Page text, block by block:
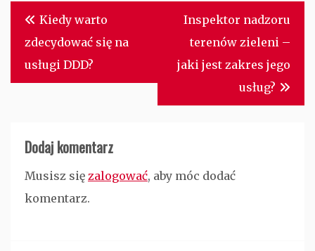
Nawigacja
wpisu
Kiedy warto
zdecydować się na
usługi DDD?
Inspektor nadzoru
terenów zieleni –
jaki jest zakres jego
usług?
Dodaj komentarz
Musisz się zalogować, aby móc dodać
komentarz.